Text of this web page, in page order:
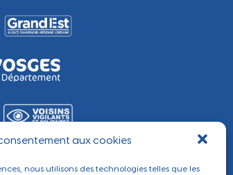
aux cookies
nous utilisons des technologies telles que les